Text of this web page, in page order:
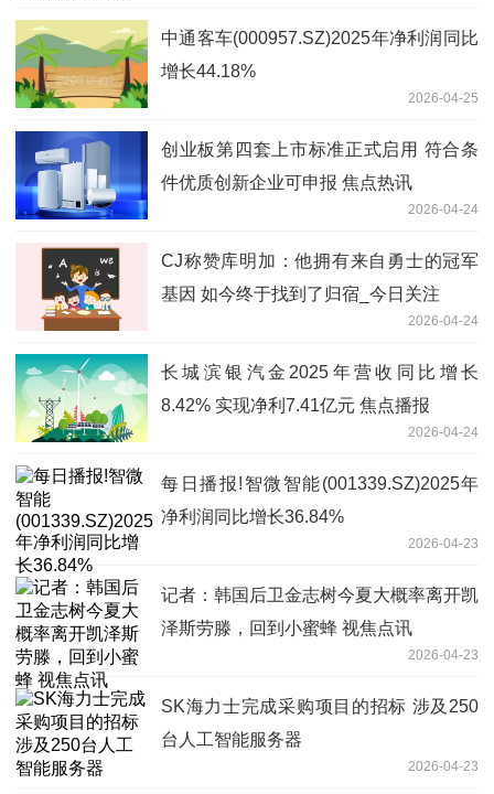
中通客车(000957.SZ)2025年净利润同比
增长44.18%
2026-04-25
创业板第四套上市标准正式启用 符合条
件优质创新企业可申报 焦点热讯
2026-04-24
CJ称赞库明加：他拥有来自勇士的冠军
基因 如今终于找到了归宿_今日关注
2026-04-24
长城滨银汽金2025年营收同比增长
8.42% 实现净利7.41亿元 焦点播报
2026-04-24
每日播报!智微智能(001339.SZ)2025年
净利润同比增长36.84%
2026-04-23
记者：韩国后卫金志树今夏大概率离开凯
泽斯劳滕，回到小蜜蜂 视焦点讯
2026-04-23
SK海力士完成采购项目的招标 涉及250
台人工智能服务器
2026-04-23